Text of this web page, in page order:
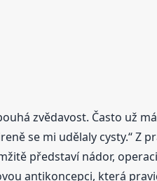
zvědavost. Často už
se mi udělaly cysty.“ Z
představí nádor,
antikoncepci, která